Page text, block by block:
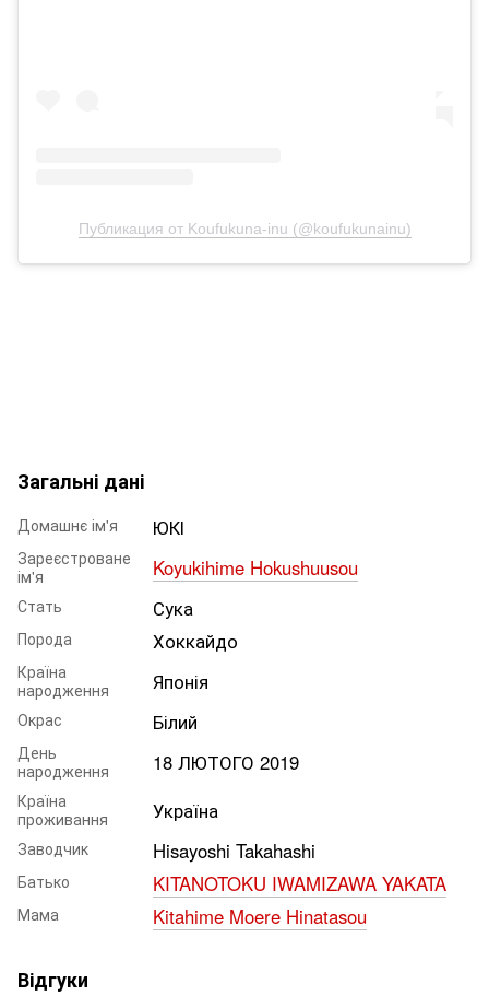
Публикация от Koufukuna-inu (@koufukunainu)
Загальні дані
Домашнє ім'я ЮКІ
Зареєстроване
ім'я
Koyukihime Hokushuusou
Стать Сука
Порода Хоккайдо
Країна
народження
Японія
Окрас Білий
День
народження
18 ЛЮТОГО 2019
Країна
проживання
Україна
Заводчик Hisayoshi Takahashi
Батько KITANOTOKU IWAMIZAWA YAKATA
Мама Kitahime Moere Hinatasou
Відгуки